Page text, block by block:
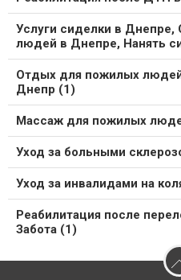
Услуги сиделки в
людей в Днепре, Нанять
Отдых для пожилых людей
Днепр (1)
Массаж для пожилых
Уход за больными
Уход за инвалидами на
Реабилитация после
Забота (1)